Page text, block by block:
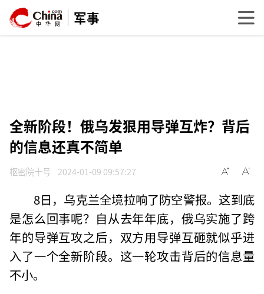
军事
全新阶段！俄乌发狠用导弹互炸？背后
的信息还真不简单
枢密院十号 2024-01-09 09:57:27
8日，乌克兰全境拉响了防空警报。这到底
是怎么回事呢？自从去年年底，俄乌实施了跨
年的导弹互攻之后，双方用导弹互砸就似乎进
入了一个全新阶段。这一轮攻击背后的信息量
不小。